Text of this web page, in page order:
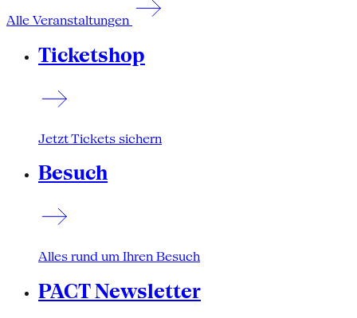
Alle Veranstaltungen
Ticketshop
Jetzt Tickets sichern
Besuch
Alles rund um Ihren Besuch
PACT Newsletter